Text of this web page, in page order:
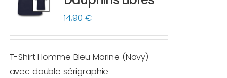
14,90 €
T-Shirt Homme Bleu Marine (Navy)
avec double sérigraphie